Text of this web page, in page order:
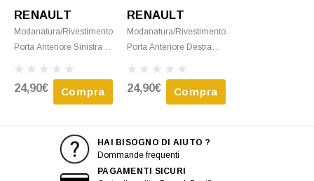
RENAULT
Modanatura/rivestimento
Porta Anteriore Sinistra
II, 2002-2008, Nero, 5
Porte
24,90€ Compra
RENAULT
Modanatura/rivestimento
Porta Anteriore Destra
II, 2002-2008, Nero, 5
Porte, Foro Logo
24,90€ Compra
HAI BISOGNO DI AIUTO ?
Dommande frequenti
PAGAMENTI SICURI